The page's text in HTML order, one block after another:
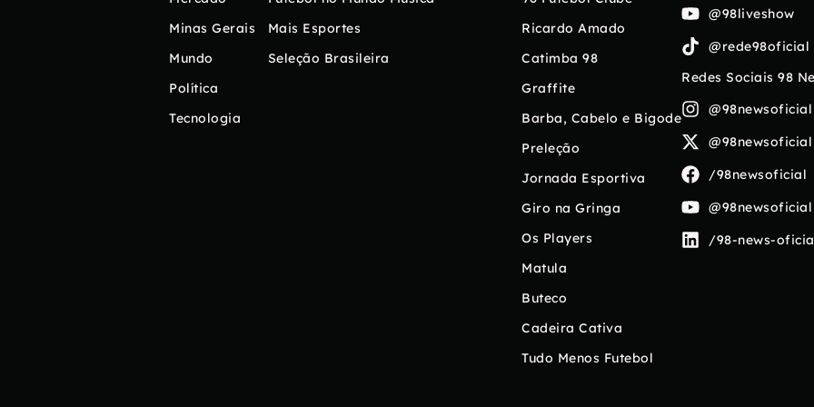
Minas Gerais
Mundo
Política
Tecnologia
Mais Esportes
Seleção Brasileira
Ricardo Amado
Catimba 98
Graffite
Barba, Cabelo e Bigode
Preleção
Jornada Esportiva
Giro na Gringa
Os Players
Matula
Buteco
Cadeira Cativa
Tudo Menos Futebol
@98liveshow
@rede98oficial
Redes Sociais 98
@98newsoficial
@98newsoficial
/98newsoficial
@98newsoficial
/98-news-